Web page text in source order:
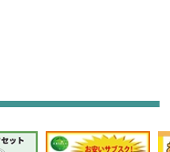
)
セット